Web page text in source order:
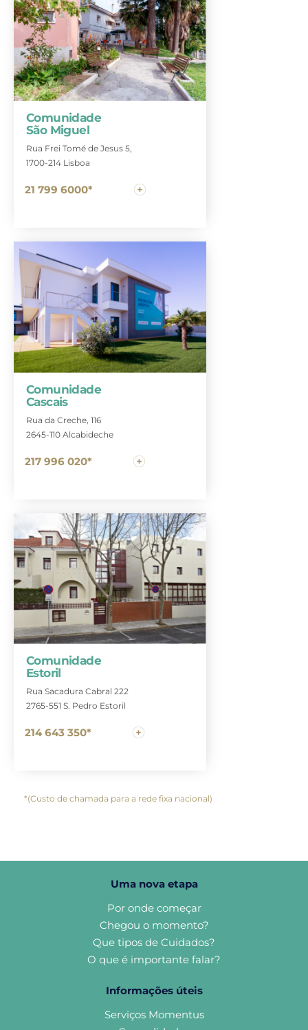
Comunidade
São Miguel
Rua Frei Tomé de Jesus 5,
1700-214 Lisboa
21 799 6000*
Comunidade
Cascais
Rua da Creche, 116
2645-110 Alcabideche
217 996 020*
Comunidade
Estoril
Rua Sacadura Cabral 222
2765-551 S. Pedro Estoril
214 643 350*
*(Custo de chamada para a rede fixa nacional)
Uma nova etapa
Por onde começar
Chegou o momento?
Que tipos de Cuidados?
O que é importante falar?
Informações úteis
Serviços Momentus